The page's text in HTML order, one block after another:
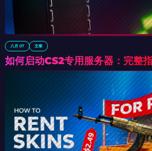
八月 07 文章
如何启动CS2专用服务器：完整